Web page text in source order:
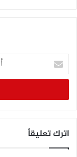
أدخل
بريدك
الإلكتروني
اترك تعليقاً